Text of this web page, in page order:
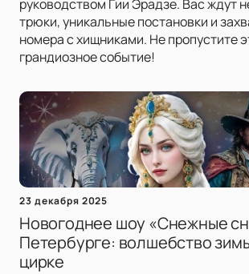
руководством Гии Эрадзе. Вас ждут
трюки, уникальные постановки и
номера с хищниками. Не пропустите
грандиозное событие!
23 декабря 2025
Новогоднее шоу «Снежные
Петербурге: волшебство
цирке